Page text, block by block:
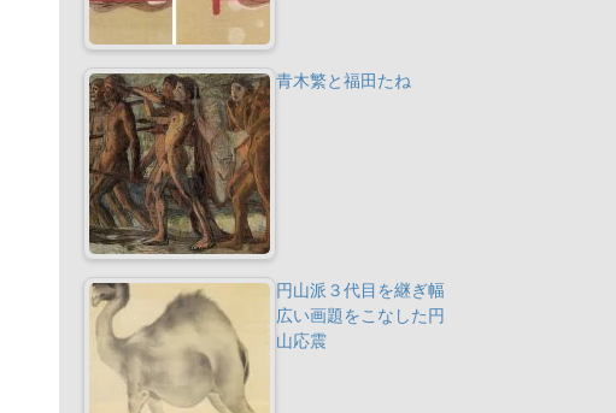
青木繁と福田たね
円山派３代目を継ぎ幅
広い画題をこなした円
山応震